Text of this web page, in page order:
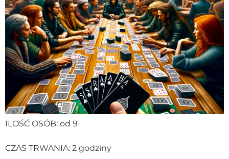
ILOŚĆ OSÓB: od 9
CZAS TRWANIA: 2 godziny